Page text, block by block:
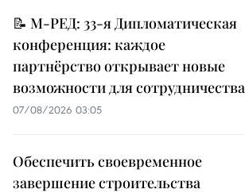
📝 М-РЕД: 33-я Дипломатическая
конференция: каждое
партнёрство открывает новые
возможности для сотрудничества
07/08/2026 03:05
Обеспечить своевременное
завершение строительства